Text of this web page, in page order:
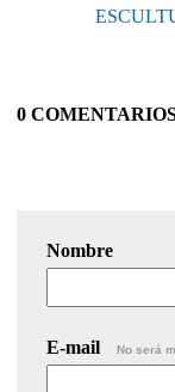
0
Nombre
E-mail No será